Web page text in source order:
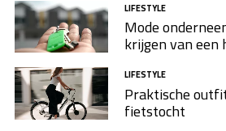
LIFESTYLE
Mode
krijgen van een
LIFESTYLE
Praktische
fietstocht